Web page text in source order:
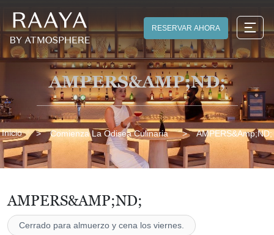
RESERVAR AHORA
AMPERS&AMP;ND;
Inicio Comienza La Odisea Culinaria AMPERS&amp;ND;
AMPERS&AMP;ND;
Cerrado para almuerzo y cena los viernes.